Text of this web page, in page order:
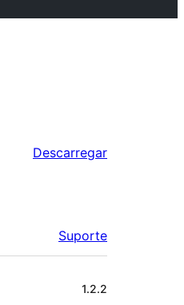
Descarregar
Suporte
1.2.2